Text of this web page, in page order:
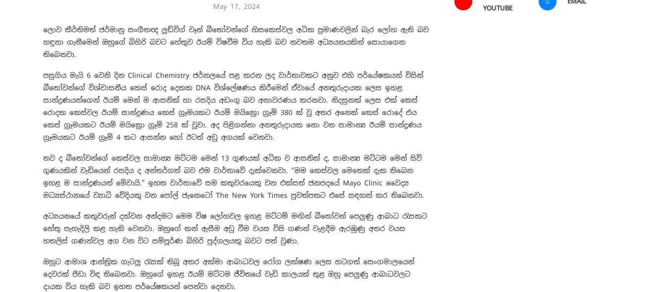
May 17, 2024
ලොව කීර්තිමත් ජර්මානු සංගීතඥ ලුඩ්විග් වෑන් බීතෝවන්ගේ හිසකෙස්වල අධික ප්‍රමාණවලින් බැර ලෝහ ඇති බව
හඳුනා ගැනීමෙන් ඔහුගේ බිහිරි බවට හේතුව ඊයම් විෂවීම විය හැකි බව නවතම අධ්‍යයනයකින් සොයාගෙන
තිබෙනවා.
පසුගිය මැයි 6 වෙනි දින Clinical Chemistry ජර්නලයේ පළ කරන ලද වාර්තාවකට අනුව එහි පර්යේෂකයන් විසින්
බීතෝවන්ගේ විශ්වාසනීය කෙස් රොද දෙකක DNA විශ්ලේෂණය කිරීමෙන් ඒවායේ අනතුරුදායක ලෙස ඉහළ
සාන්ද්‍රණයන්ගෙන් ඊයම් මෙන් ම ආසනික් හා රසදිය අඩංගු බව අනාවරණය කරනවා. නිදසුනක් ලෙස එක් කෙස්‍
රොදක කෙස්වල ඊයම් සාන්ද්‍රණය කෙස් ග්‍රෑමයකට ඊයම් මයික්‍රො ග්‍රෑම් 380 ක් වූ අතර අනෙක් කෙස් රොදේ එය
කෙස් ග්‍රෑමයකට ඊයම් මයික්‍රො ග්‍රෑම් 258 ක් වූවා. අද පිළිගන්නා අනතුරුදායක නො වන සාමාන්‍ය ඊයම් සාන්ද්‍රණය
ග්‍රෑමයකට ඊයම් ග්‍රෑම් 4 කට ආසන්න හෝ ඊටත් අඩු අගයක් වෙනවා.
තව ද බීතෝවන්ගේ කෙස්වල සාමාන්‍ය මට්ටම මෙන් 13 ගුණයක් අධික ව ආසනික් ද, සාමාන්‍ය මට්ටම මෙන් සිව්
ගුණයකින් වැඩියෙන් රසදිය ද අන්තර්ගත් බව එම වාර්තාවේ දැක්වෙනවා. “මම කෙස්වල මෙතෙක් දැක තිබෙන
ඉහළ ම සාන්ද්‍රණයන් මේවායි.” ඉහත වාර්තාවේ සම කතුවරයෙකු වන එක්සත් ජනපදයේ Mayo Clinic වෛද්‍ය
මධ්‍යස්ථානයේ ව්‍යාධි වේදියකු වන පෝල් ජැනෙටෝ The New York Times පුවත්පතට එසේ සඳහන් කර තිබෙනවා.
අධ්‍යයනයේ කතුවරුන් දක්වන අන්දමට මෙම විෂ ලෝහවල ඉහළ මට්ටම් මඟින් බීතෝවන් පෙලුණු ආබාධ රැසකට
හේතු පැහැදිලි කළ හැකි වෙනවා. ඔහුගේ කන් ඇසීම අඩු වීම වයස විසි ගණන් වැළදීම ඇරඹුණු අතර වයස
හතලිස් ගණන්වල අග වන විට සම්පූර්ණ බිහිරි පුද්ගලයකු බවට පත් වුණා.
ඔහුට ආමාශ ආන්ත්‍රික ගැටලු රැසක් තිබූ අතර අක්මා ආබාධවල රෝග ලක්ෂණ ලෙස හටගත් සෙංගමාලයෙන්
දෙවරක් පීඩා විඳ තිබෙනවා. ඔහුගේ ඉහළ ඊයම් මට්ටම ජීවිතයේ වැඩි කාලයක් තුළ ඔහු පෙලුණු ආබාධවලට
දායක විය හැකි බව ඉහත පර්යේෂකයන් පෙන්වා දෙනවා.
YOUTUBE